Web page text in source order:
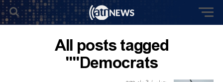
All posts tagged
"Democrats"